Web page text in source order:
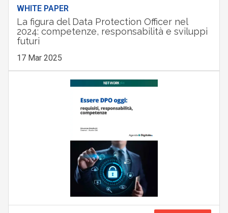
WHITE PAPER
La figura del Data Protection Officer nel
2024: competenze, responsabilità e sviluppi
futuri
17 Mar 2025